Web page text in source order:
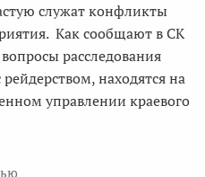
служат конфликты
Как сообщают в СК
расследования
находятся на
управлении краевого